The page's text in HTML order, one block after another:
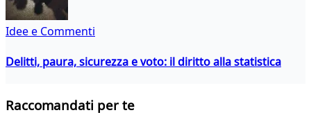
Idee e Commenti
Delitti, paura, sicurezza e voto: il diritto alla statistica
Raccomandati per te